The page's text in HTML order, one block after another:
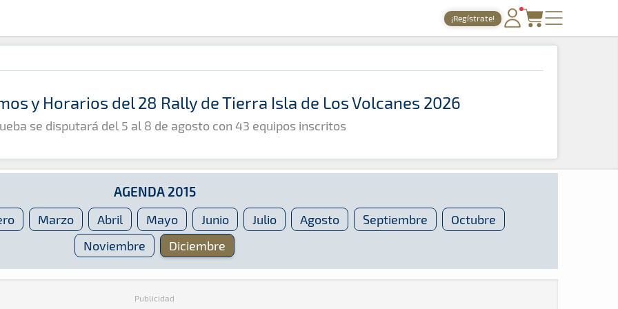
¡Regístrate!
PORTADA
TIEMPOS ONLINE
GALERÍAS
ARCHIVO
y Horarios del 28 Rally de Tierra Isla de Los Volcanes 2026
se disputará del 5 al 8 de agosto con 43 equipos inscritos
AGENDA 2015
Marzo Abril Mayo Junio Julio Agosto Septiembre
Octubre
Noviembre
Diciembre
Publicidad